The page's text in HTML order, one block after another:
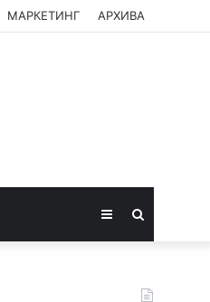
МАРКЕТИНГ АРХИВА
Sidebar